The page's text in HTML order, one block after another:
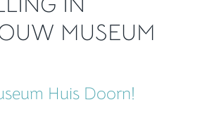
MUSEUM
Huis Doorn!